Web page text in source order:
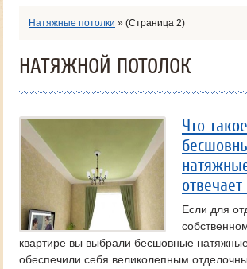
Натяжные потолки » (Страница 2)
НАТЯЖНОЙ ПОТОЛОК
Что такое
Если для
квартире вы выбрали бесшовные
обеспечили себя великолепным